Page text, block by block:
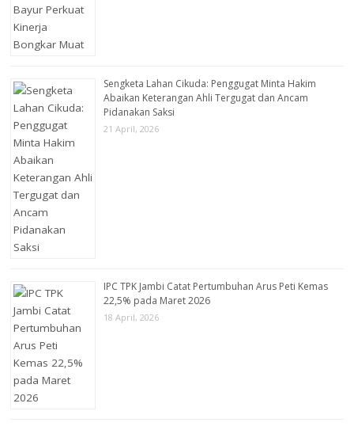
Sengketa Lahan Cikuda: Penggugat Minta Hakim
Abaikan Keterangan Ahli Tergugat dan Ancam
Pidanakan Saksi
21 April, 2026
IPC TPK Jambi Catat Pertumbuhan Arus Peti Kemas
22,5% pada Maret 2026
18 April, 2026